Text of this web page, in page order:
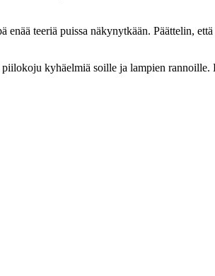
enää teeriä puissa näkynytkään. Päättelin,
kyhäelmiä soille ja lampien